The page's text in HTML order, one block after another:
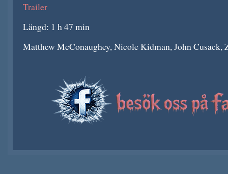
Trailer
Längd: 1 h 47 min
Matthew McConaughey, Nicole Kidman, John Cusack,